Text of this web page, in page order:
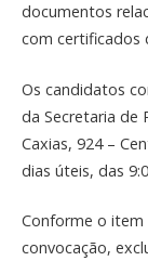
documentos
com certificados
Os candidatos
da Secretaria de
Caxias, 924 –
dias úteis, das
Conforme o
convocação,